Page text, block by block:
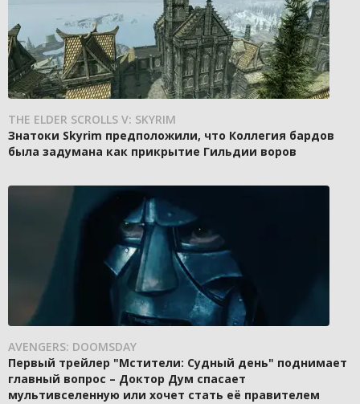
THE ELDER SCROLLS V: SKYRIM
Знатоки Skyrim предположили, что Коллегия бардов
была задумана как прикрытие Гильдии воров
AVENGERS: DOOMSDAY
Первый трейлер "Мстители: Судный день" поднимает
главный вопрос – Доктор Дум спасает
мультивселенную или хочет стать её правителем